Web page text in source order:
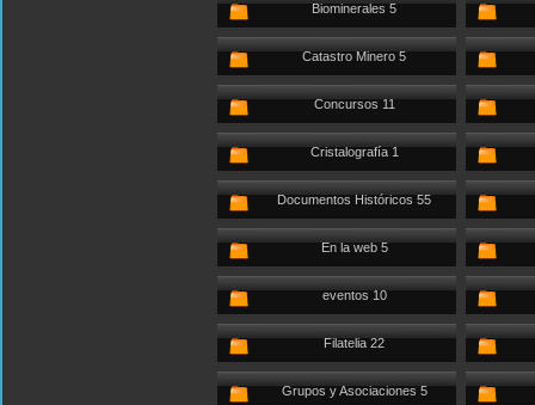
Biominerales 5
Catastro Minero 5
Concursos 11
Cristalografía 1
Documentos Históricos 55
En la web 5
eventos 10
Filatelia 22
Grupos y Asociaciones 5